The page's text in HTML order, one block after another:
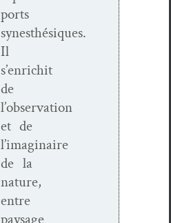
ports
synesthésiques.
Il
s’enrichit
de
l’observation
et de
l’imaginaire
de la
nature,
entre